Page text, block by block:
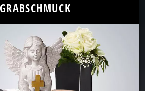
GRABSCHMUCK